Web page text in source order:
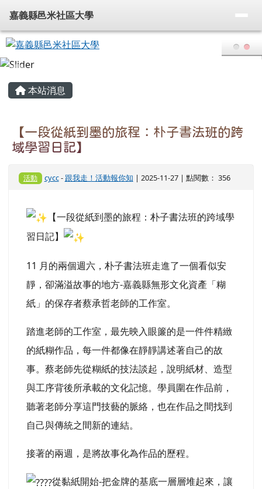
嘉義縣邑米社區大學
導覽列
嘉義縣邑米社區大學
主內容區域
本站消息
【一段從紙到墨的旅程：朴子書法班的跨
域學習日記】
活動 cycc- 跟我走！活動報你知 | 2025-11-27 | 點閱數： 356
【一段從紙到墨的旅程：朴子書法班的跨域學
習日記】
11 月的兩個週六，朴子書法班走進了一個看似安
靜，卻滿溢故事的地方-嘉義縣無形文化資產「糊
紙」的保存者蔡承哲老師的工作室。
踏進老師的工作室，最先映入眼簾的是一件件精緻
的紙糊作品，每一件都像在靜靜講述著自己的故
事。蔡老師先從糊紙的技法談起，說明紙材、造型
與工序背後所承載的文化記憶。學員圍在作品前，
聽著老師分享這門技藝的脈絡，也在作品之間找到
自己與傳統之間新的連結。
接著的兩週，是將故事化為作品的歷程。
從黏紙開始-把金牌的基底一層層堆起來，讓
頁尾區域